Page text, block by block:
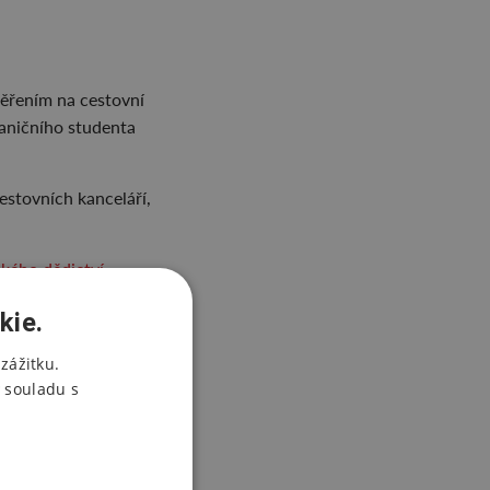
na cestovní
studenta
kanceláří,
dědictví
souladu s